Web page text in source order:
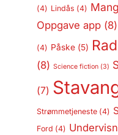
(4) Lindås (4)
Oppgave app(8)
(4) Påske(5)
(8) Science fiction(3)
(7)
Strømmetjeneste(4)
Ford (4)